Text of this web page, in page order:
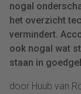
nogal
het overzicht
vermindert.
ook nogal wat
staan in
door Huub van